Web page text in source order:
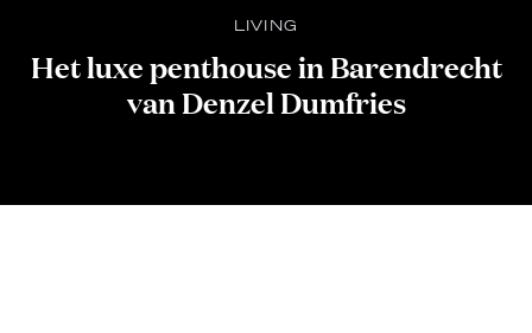
LIVING
Het luxe penthouse in Barendrecht
van Denzel Dumfries